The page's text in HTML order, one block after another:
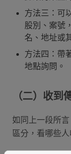
方法三：可
股別、案號
名、地址或
方法四：帶
地點詢問。
（二）收到
如同上一段所
區分，看哪些人